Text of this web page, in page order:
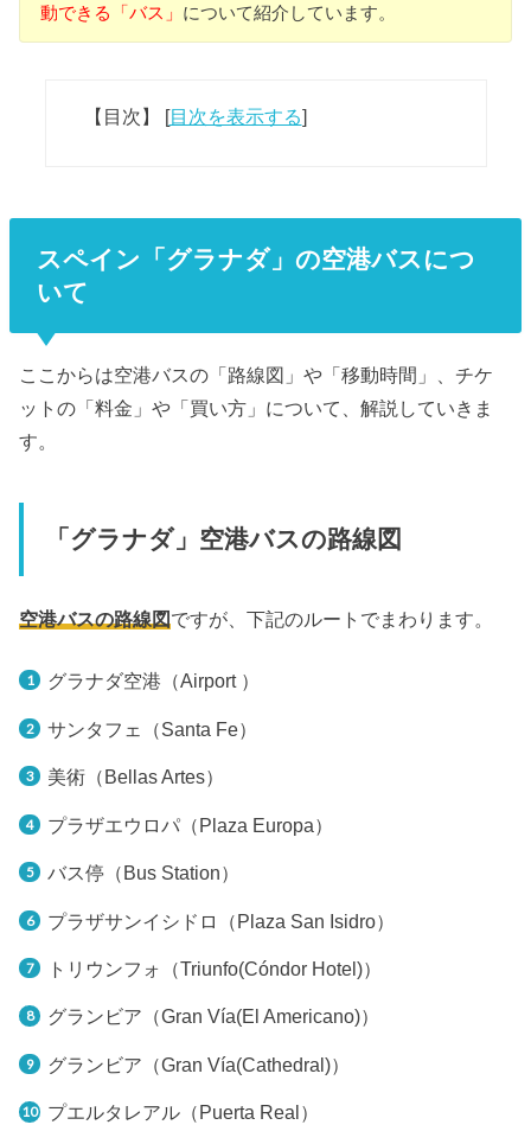
動できる「バス」 について紹介しています。
【目次】 [目次を表示する]
スペイン「グラナダ」の空港バスにつ
いて
ここからは空港バスの「路線図」や「移動時間」、チケ
ットの「料金」や「買い方」について、解説していきま
す。
「グラナダ」空港バスの路線図
空港バスの路線図ですが、下記のルートでまわります。
グラナダ空港（Airport ）
サンタフェ（Santa Fe）
美術（Bellas Artes）
プラザエウロパ（Plaza Europa）
バス停（Bus Station）
プラザサンイシドロ（Plaza San Isidro）
トリウンフォ（Triunfo(Cóndor Hotel)）
グランビア（Gran Vía(El Americano)）
グランビア（Gran Vía(Cathedral)）
プエルタレアル（Puerta Real）